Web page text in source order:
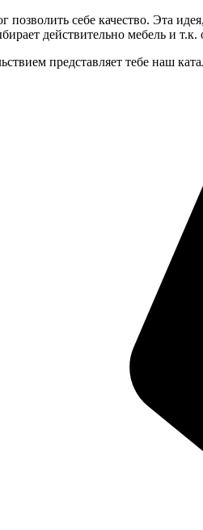
себе качество. Эта
действительно мебель и т.к.
представляет тебе наш